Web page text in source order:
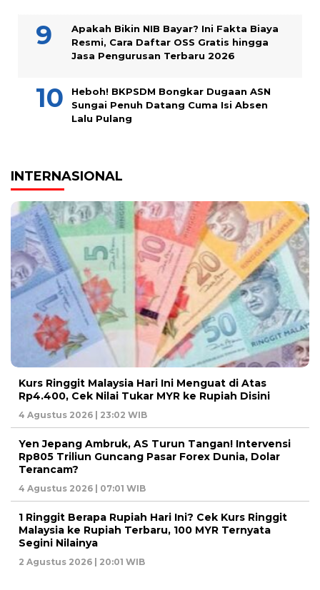
Apakah Bikin NIB Bayar? Ini Fakta Biaya
Resmi, Cara Daftar OSS Gratis hingga
Jasa Pengurusan Terbaru 2026
Heboh! BKPSDM Bongkar Dugaan ASN
Sungai Penuh Datang Cuma Isi Absen
Lalu Pulang
INTERNASIONAL
Kurs Ringgit Malaysia Hari Ini Menguat di Atas
Rp4.400, Cek Nilai Tukar MYR ke Rupiah Disini
4 Agustus 2026 | 23:02 WIB
Yen Jepang Ambruk, AS Turun Tangan! Intervensi
Rp805 Triliun Guncang Pasar Forex Dunia, Dolar
Terancam?
4 Agustus 2026 | 07:01 WIB
1 Ringgit Berapa Rupiah Hari Ini? Cek Kurs Ringgit
Malaysia ke Rupiah Terbaru, 100 MYR Ternyata
Segini Nilainya
2 Agustus 2026 | 20:01 WIB